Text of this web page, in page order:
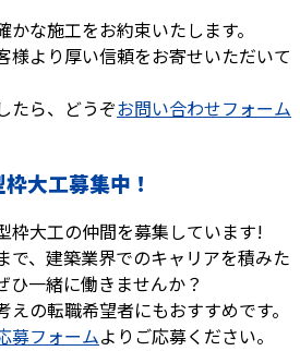
な施工をお約束いたします。
様より厚い信頼をお寄せいただいて
たら、どうぞお問い合わせフォーム
大工募集中！
枠大工の仲間を募集しています!
で、建築業界でのキャリアを積みた
ひ一緒に働きませんか？
の転職希望者にもおすすめです。
募フォームよりご応募ください。